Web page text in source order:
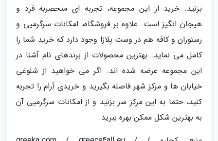
بزنید. خرید از این مجموعه، تجربه ای منحصربه فرد و
هیجان انگیز است. علاوه بر فروشگاه، امکانات سرگرمیی و
رستوران و کافه هم در وست پلازا وجود دارد که خرید شما را
کامل می نماید. بهترین محصولات از برندهای نام آشنا در
این مجموعه عرضه شده اند. اگر می خواهید از شلوغی
خیابان ها و مرکز شهر فاصله بگیرید و خریدی آرام را تجربه
کنید، حتما به این مرکز سر بزنید و از امکانات سرگرمیی آن
به بهترین شکل ممکن بهره ببرید.